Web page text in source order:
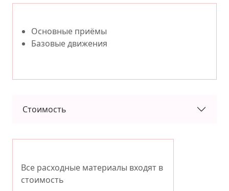
Основные приёмы
Базовые движения
Стоимость
Все расходные материалы входят в
стоимость